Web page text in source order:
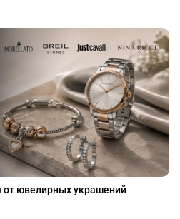
от ювелирных украшений